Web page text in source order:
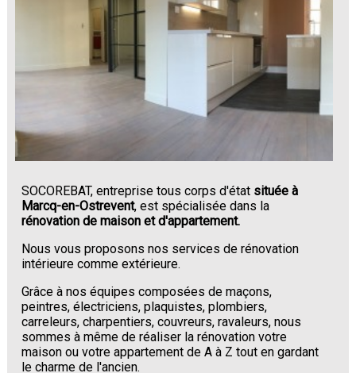
SOCOREBAT, entreprise tous corps d'état située à
Marcq-en-Ostrevent, est spécialisée dans la
rénovation de maison et d'appartement.
Nous vous proposons nos services de rénovation
intérieure comme extérieure.
Grâce à nos équipes composées de maçons,
peintres, électriciens, plaquistes, plombiers,
carreleurs, charpentiers, couvreurs, ravaleurs, nous
sommes à même de réaliser la rénovation votre
maison ou votre appartement de A à Z tout en gardant
le charme de l'ancien.